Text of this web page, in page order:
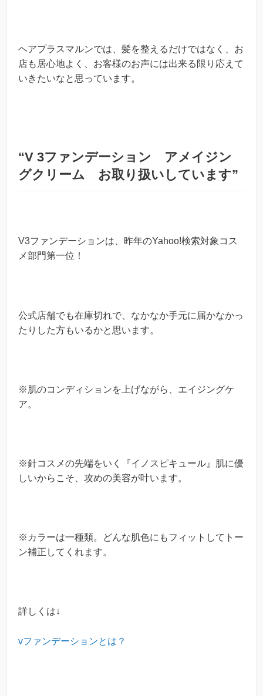
ヘアプラスマルンでは、髪を整えるだけではなく、お
店も居心地よく、お客様のお声には出来る限り応えて
いきたいなと思っています。
“V 3ファンデーション アメイジン
グクリーム お取り扱いしています”
V3ファンデーションは、昨年のYahoo!検索対象コス
メ部門第一位！
公式店舗でも在庫切れで、なかなか手元に届かなかっ
たりした方もいるかと思います。
※ 肌のコンディションを上げながら、エイジングケ
ア。
※針コスメの先端をいく『イノスピキュール』肌に優
しいからこそ、攻めの美容が叶います。
※ カラーは一種類。どんな肌色にもフィットしてトー
ン補正してくれます。
詳しくは↓
vファンデーションとは？